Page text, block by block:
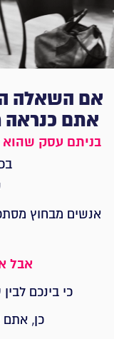
אם השאלה
אתם כנראה
בניתם עסק שהוא
אנשים מבחוץ
אבל
כי בינכם
כן,